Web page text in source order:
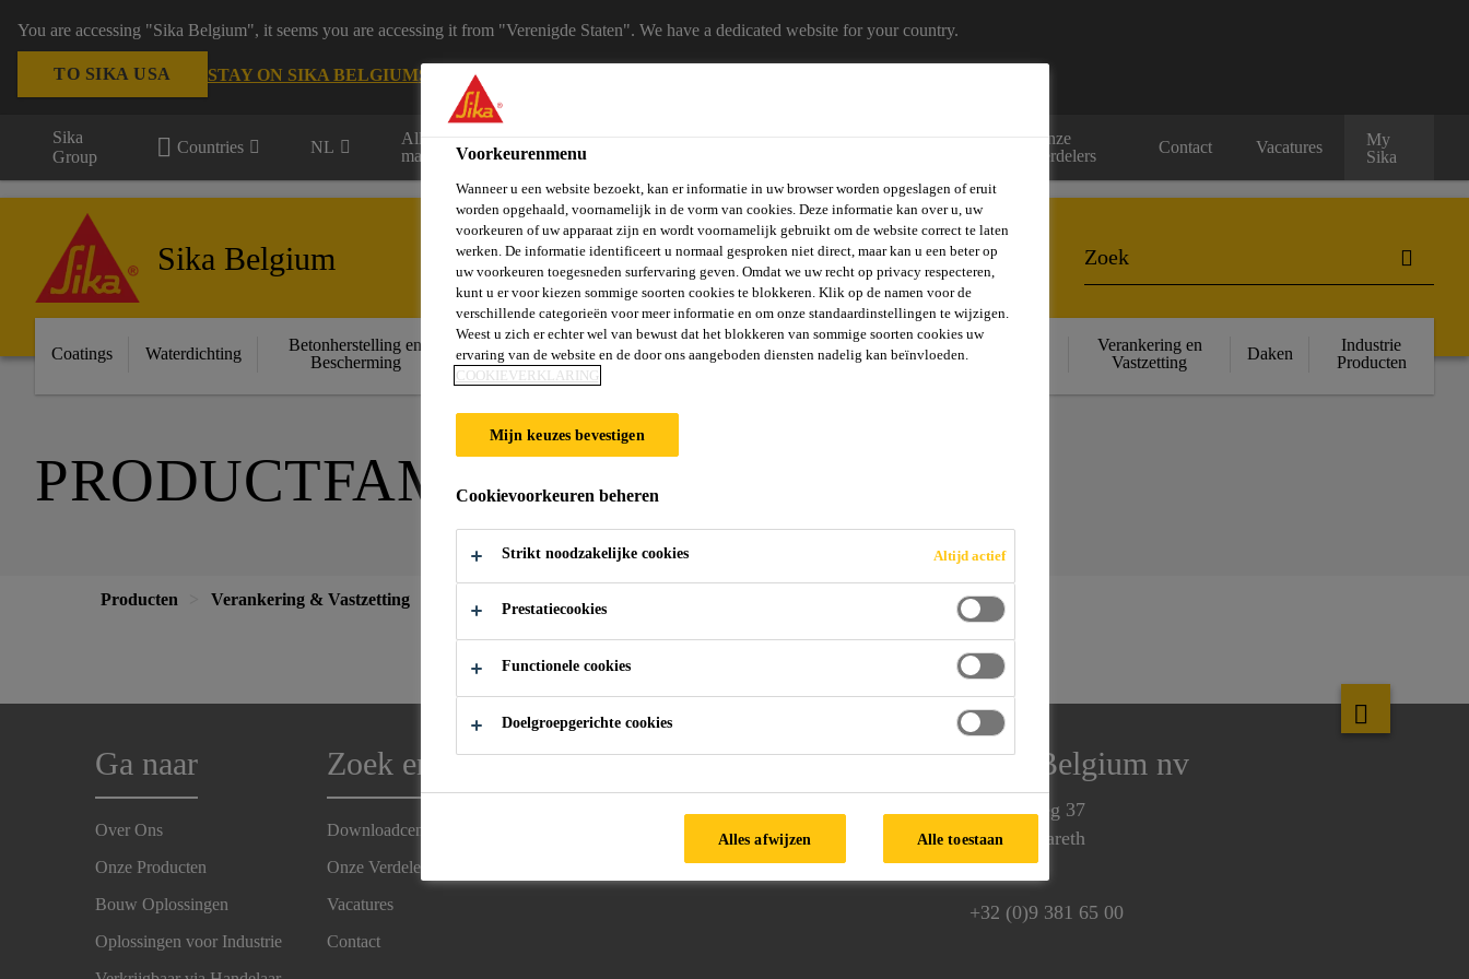
You are accessing "Sika Belgium", it seems you are accessing it from "Verenigde Staten". We have a dedicated website for your country.
TO SIKA USA STAY ON SIKA BELGIUMSELECT A COUNTRY
Sika
Group
Countries NL
Alle
markten
Producten
Onze
verdelers
Contact Vacatures
My
Sika
Sika Belgium
Coatings Waterdichting
Betonherstelling en
Bescherming
Gevels, Wanden &
Balkons
Vloeren
Verlijmen en
Afdichten
Beton
Structurele
Versterking
Verankering en
Vastzetting
Daken
Industrie
Producten
PRODUCTFAMILIES
Producten Verankering & Vastzetting
Ga naar
Over Ons
Onze Producten
Bouw Oplossingen
Oplossingen voor Industrie
Zoek en Vind
Downloadcenter
Onze Verdelers
Vacatures
Contact
Volg ons Sika Belgium nv
Venecoweg 37
9810 Nazareth
Belgium
+32 (0)9 381 65 00
Voorkeurenmenu
Wanneer u een website bezoekt, kan er informatie in uw browser worden opgeslagen of eruit
worden opgehaald, voornamelijk in de vorm van cookies. Deze informatie kan over u, uw
voorkeuren of uw apparaat zijn en wordt voornamelijk gebruikt om de website correct te laten
werken. De informatie identificeert u normaal gesproken niet direct, maar kan u een beter op
uw voorkeuren toegesneden surfervaring geven. Omdat we uw recht op privacy respecteren,
kunt u er voor kiezen sommige soorten cookies te blokkeren. Klik op de namen voor de
verschillende categorieën voor meer informatie en om onze standaardinstellingen te wijzigen.
Weest u zich er echter wel van bewust dat het blokkeren van sommige soorten cookies uw
ervaring van de website en de door ons aangeboden diensten nadelig kan beïnvloeden.
COOKIEVERKLARING
Mijn keuzes bevestigen
Cookievoorkeuren beheren
Strikt noodzakelijke cookies Altijd actief
Prestatiecookies
Functionele cookies
Doelgroepgerichte cookies
Alles afwijzen Alle toestaan